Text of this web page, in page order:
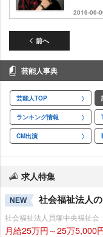
2016-06-
前へ
芸能人事典
芸能人TOP
ランキング情報
CM出演
求人特集
NEW 社会福祉法人
社会福祉法人貝塚中央福祉会
月給25万円～25万5,000